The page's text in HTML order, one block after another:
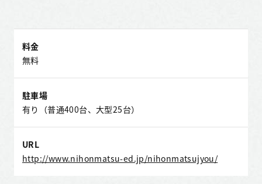
料金
無料
駐車場
有り（普通400台、大型25台）
URL
http://www.nihonmatsu-ed.jp/nihonmatsujyou/